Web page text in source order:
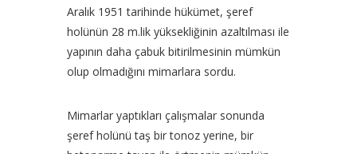
Aralık 1951 tarihinde hükümet, şeref
holünün 28 m.lik yüksekliğinin azaltılması ile
yapının daha çabuk bitirilmesinin mümkün
olup olmadığını mimarlara sordu.
Mimarlar yaptıkları çalışmalar sonunda
şeref holünü taş bir tonoz yerine, bir